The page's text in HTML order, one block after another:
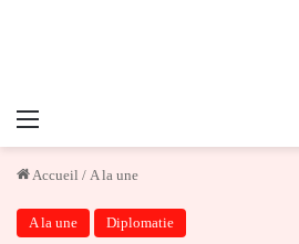
Menu
Accueil / A la une
A la une Diplomatie